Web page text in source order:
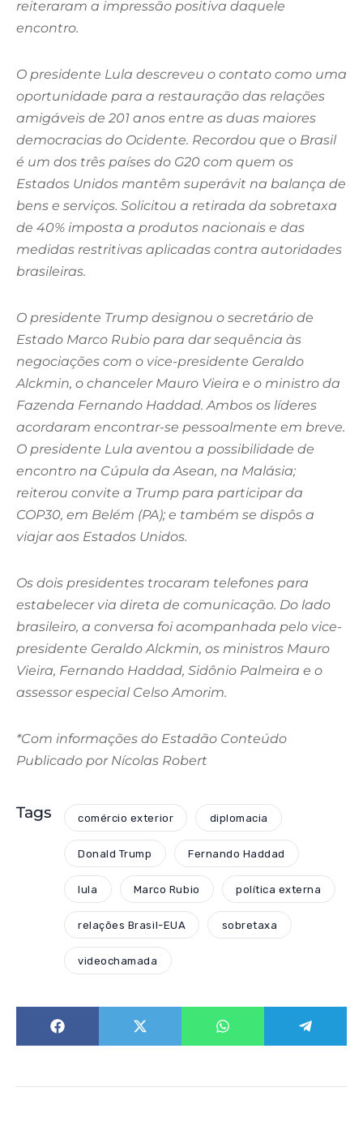
reiteraram a impressão positiva daquele
encontro.
O presidente Lula descreveu o contato como uma
oportunidade para a restauração das relações
amigáveis de 201 anos entre as duas maiores
democracias do Ocidente. Recordou que o Brasil
é um dos três países do G20 com quem os
Estados Unidos mantêm superávit na balança de
bens e serviços. Solicitou a retirada da sobretaxa
de 40% imposta a produtos nacionais e das
medidas restritivas aplicadas contra autoridades
brasileiras.
O presidente Trump designou o secretário de
Estado Marco Rubio para dar sequência às
negociações com o vice-presidente Geraldo
Alckmin, o chanceler Mauro Vieira e o ministro da
Fazenda Fernando Haddad. Ambos os líderes
acordaram encontrar-se pessoalmente em breve.
O presidente Lula aventou a possibilidade de
encontro na Cúpula da Asean, na Malásia;
reiterou convite a Trump para participar da
COP30, em Belém (PA); e também se dispôs a
viajar aos Estados Unidos.
Os dois presidentes trocaram telefones para
estabelecer via direta de comunicação. Do lado
brasileiro, a conversa foi acompanhada pelo vice-
presidente Geraldo Alckmin, os ministros Mauro
Vieira, Fernando Haddad, Sidônio Palmeira e o
assessor especial Celso Amorim.
*Com informações do Estadão Conteúdo
Publicado por Nícolas Robert
Tags comércio exterior diplomacia
Donald Trump Fernando Haddad
lula Marco Rubio política externa
relações Brasil-EUA sobretaxa
videochamada